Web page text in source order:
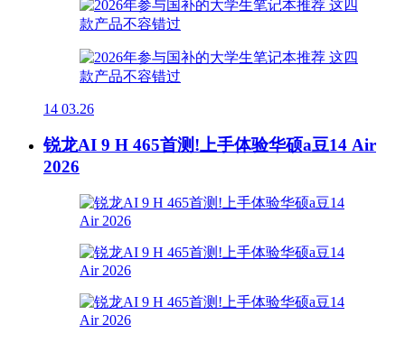
14 03.26
锐龙AI 9 H 465首测!上手体验华硕a豆14 Air
2026